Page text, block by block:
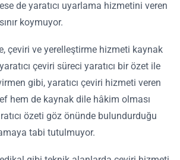
de yaratıcı uyarlama hizmetini veren
koymuyor.
çeviri ve yerelleştirme hizmeti kaynak
çeviri süreci yaratıcı bir özet ile
gibi, yaratıcı çeviri hizmeti veren
hem de kaynak dile hâkim olması
özeti göz önünde bulundurduğu
tabi tutulmuyor.